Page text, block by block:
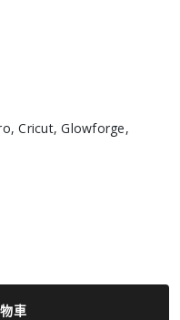
Cricut, Glowforge,
車